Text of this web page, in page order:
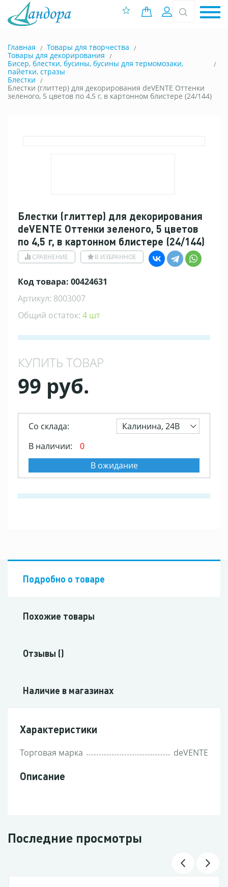
0 позиций
Вход
Главная
Товары для творчества
Товары для декорирования
Бисер, блестки, бусины, бусины для термомозаки,
пайетки, стразы
Блестки
Блестки (глиттер) для декорирования deVENTE Оттенки
зеленого, 5 цветов по 4,5 г, в картонном блистере (24/144)
Блестки (глиттер) для декорирования
deVENTE Оттенки зеленого, 5 цветов
по 4,5 г, в картонном блистере (24/144)
СРАВНЕНИЕ В ИЗБРАННОЕ
Код товара: 00424631
Артикул: 8003007
Общий остаток: 4 шт
КУПИТЬ ТОВАР
99 руб.
Со склада:
Калинина, 24В
В наличии:
0
В ожидание
Подробно о товаре
Похожие товары
Отзывы ()
Наличие в магазинах
Характеристики
Торговая марка deVENTE
Описание
Последние просмотры